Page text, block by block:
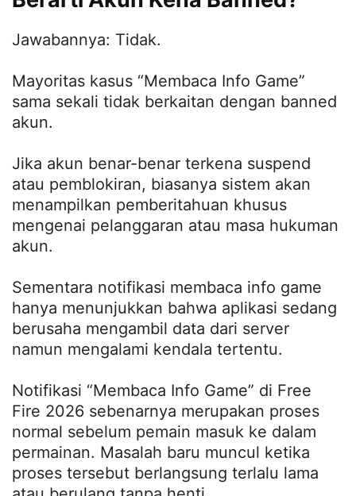
Jawabannya: Tidak.
Mayoritas kasus “Membaca Info Game”
sama sekali tidak berkaitan dengan banned
akun.
Jika akun benar-benar terkena suspend
atau pemblokiran, biasanya sistem akan
menampilkan pemberitahuan khusus
mengenai pelanggaran atau masa hukuman
akun.
Sementara notifikasi membaca info game
hanya menunjukkan bahwa aplikasi sedang
berusaha mengambil data dari server
namun mengalami kendala tertentu.
Notifikasi “Membaca Info Game” di Free
Fire 2026 sebenarnya merupakan proses
normal sebelum pemain masuk ke dalam
permainan. Masalah baru muncul ketika
proses tersebut berlangsung terlalu lama